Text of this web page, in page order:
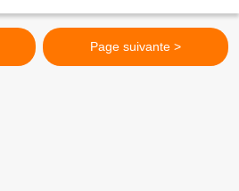
Page suivante >